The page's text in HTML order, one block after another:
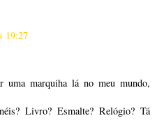
19:27
uma marquiha lá no meu mundo,
Livro? Esmalte? Relógio? Tá